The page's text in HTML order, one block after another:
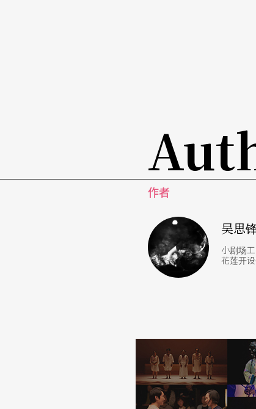
宜湾天主堂在小小的山丘上，教堂与平地
活动中心尚未落成以前
落的关系，几十年来紧紧相连。
落的墓园是几个族人分享出来的，除了家
会、学校、社区。」高淑娟说。
知名学者黄贵潮先生，即来自宜湾部落，
回到台东市，先至马兰天主堂，杵音有几
作者
吴思
小剧场
花莲开